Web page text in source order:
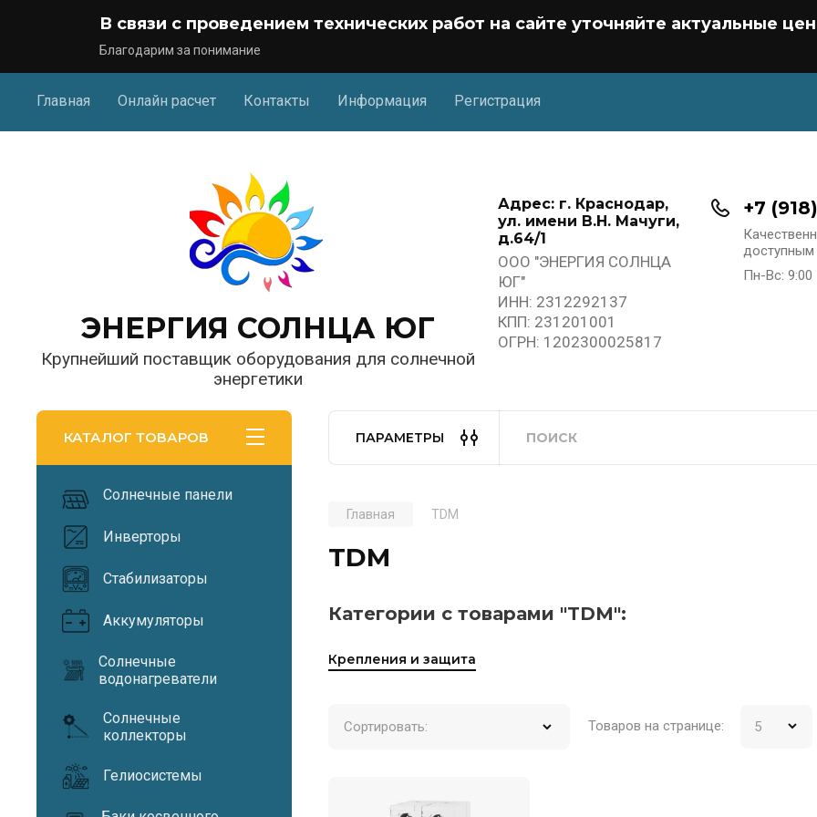
В связи с проведением технических работ на сайте уточняйте актуальные
Благодарим за понимание
Главная Онлайн расчет Контакты Информация Регистрация
ЭНЕРГИЯ СОЛНЦА ЮГ
Крупнейший поставщик оборудования для солнечной
энергетики
Адрес: г. Краснодар,
ул. имени В.Н. Мачуги,
д.64/1
ООО "ЭНЕРГИЯ СОЛНЦА
ЮГ"
ИНН: 2312292137
КПП: 231201001
ОГРН: 1202300025817
+7
Пн-Вс: 9:00
КАТАЛОГ ТОВАРОВ ПАРАМЕТРЫ
Солнечные панели
Инверторы
Стабилизаторы
Аккумуляторы
Солнечные
водонагреватели
Солнечные
коллекторы
Гелиосистемы
Главная TDM
TDM
Категории с товарами "TDM":
Крепления и защита
Сортировать: Товаров на странице: